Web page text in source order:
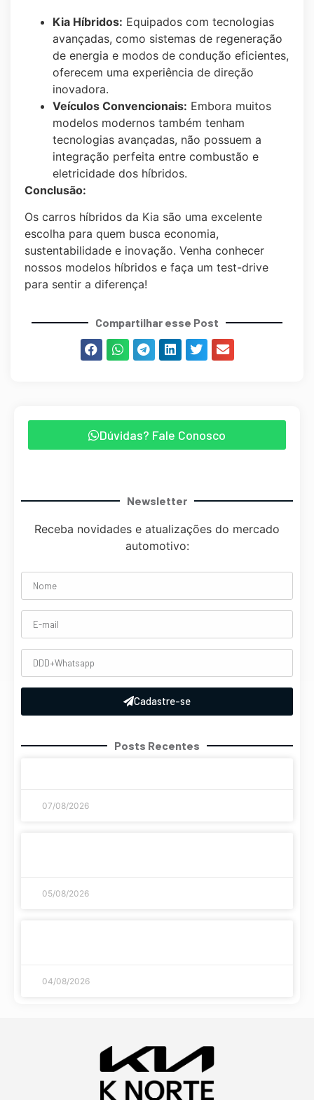
Kia Híbridos: Equipados com tecnologias
avançadas, como sistemas de regeneração
de energia e modos de condução eficientes,
oferecem uma experiência de direção
inovadora.
Veículos Convencionais: Embora muitos
modelos modernos também tenham
tecnologias avançadas, não possuem a
integração perfeita entre combustão e
eletricidade dos híbridos.
Conclusão:
Os carros híbridos da Kia são uma excelente
escolha para quem busca economia,
sustentabilidade e inovação. Venha conhecer
nossos modelos híbridos e faça um test-drive
para sentir a diferença!
Compartilhar esse Post
Dúvidas? Fale Conosco
Newsletter
Receba novidades e atualizações do mercado
automotivo:
Cadastre-se
Posts Recentes
07/08/2026
05/08/2026
04/08/2026